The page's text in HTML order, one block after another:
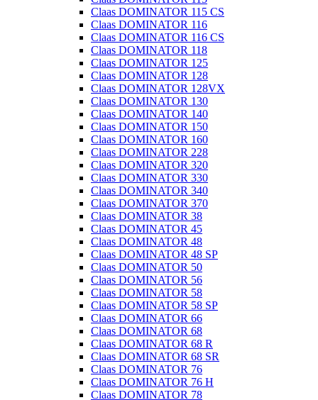
Claas DOMINATOR 115 CS
Claas DOMINATOR 116
Claas DOMINATOR 116 CS
Claas DOMINATOR 118
Claas DOMINATOR 125
Claas DOMINATOR 128
Claas DOMINATOR 128VX
Claas DOMINATOR 130
Claas DOMINATOR 140
Claas DOMINATOR 150
Claas DOMINATOR 160
Claas DOMINATOR 228
Claas DOMINATOR 320
Claas DOMINATOR 330
Claas DOMINATOR 340
Claas DOMINATOR 370
Claas DOMINATOR 38
Claas DOMINATOR 45
Claas DOMINATOR 48
Claas DOMINATOR 48 SP
Claas DOMINATOR 50
Claas DOMINATOR 56
Claas DOMINATOR 58
Claas DOMINATOR 58 SP
Claas DOMINATOR 66
Claas DOMINATOR 68
Claas DOMINATOR 68 R
Claas DOMINATOR 68 SR
Claas DOMINATOR 76
Claas DOMINATOR 76 H
Claas DOMINATOR 78